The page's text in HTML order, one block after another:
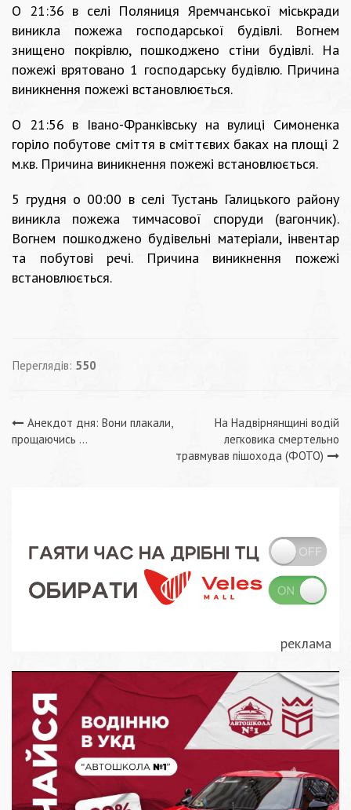
О 21:36 в селі Поляниця Яремчанської міськради
виникла пожежа господарської будівлі. Вогнем
знищено покрівлю, пошкоджено стіни будівлі. На
пожежі врятовано 1 господарську будівлю. Причина
виникнення пожежі встановлюється.
О 21:56 в Івано-Франківську на вулиці Симоненка
горіло побутове сміття в сміттєвих баках на площі 2
м.кв. Причина виникнення пожежі встановлюється.
5 грудня о 00:00 в селі Тустань Галицького району
виникла пожежа тимчасової споруди (вагончик).
Вогнем пошкоджено будівельні матеріали, інвентар
та побутові речі. Причина виникнення пожежі
встановлюється.
Переглядів: 550
Навігація
Анекдот дня: Вони плакали,
прощаючись …
На Надвірнянщині водій
легковика смертельно
травмував пішохода (ФОТО)